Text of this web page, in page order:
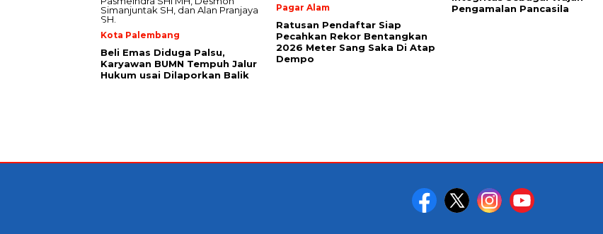
Kota Palembang
Beli Emas Diduga Palsu,
Karyawan BUMN Tempuh Jalur
Hukum usai Dilaporkan Balik
Pagar Alam
Ratusan Pendaftar Siap
Pecahkan Rekor Bentangkan
2026 Meter Sang Saka Di Atap
Dempo
Pengamalan Pancasila